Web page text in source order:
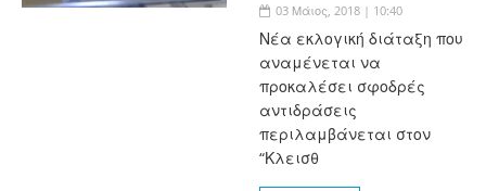
03 Μάιος, 2018 | 10:40
Νέα εκλογική διάταξη που
αναμένεται να
προκαλέσει σφοδρές
αντιδράσεις
περιλαμβάνεται στον
“Κλεισθ